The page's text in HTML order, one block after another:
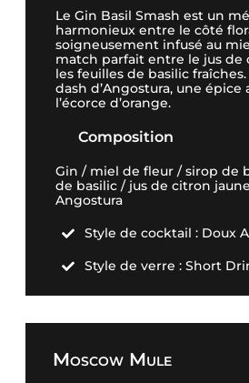
Le Gin Basil Smash est un
harmonieux entre le côté
soigneusement infusé au
match parfait entre le jus de
les feuilles de basilic
dash d’Angostura, une épice
l’écorce d’orange.
Composition
Gin / miel de fleur / sirop de
de basilic / jus de citron
Angostura
 Style de cocktail : Doux
 Style de verre : Short
Moscow Mule